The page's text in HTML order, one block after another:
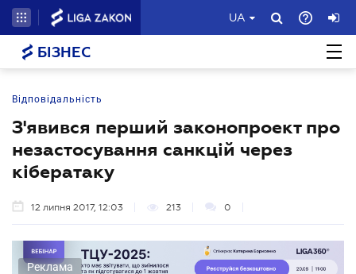
UA
БІЗНЕС
Відповідальність
З'явився перший законопроект про
незастосування санкцій через
кібератаку
12 липня 2017, 12:03 213 0
Реклама